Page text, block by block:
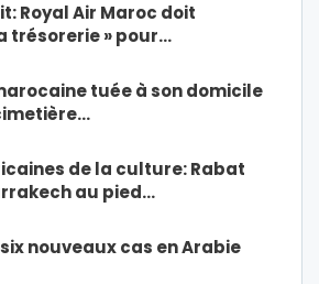
Royal Air Maroc doit
trésorerie » pour…
tuée à son domicile
de la culture: Rabat
au pied…
nouveaux cas en Arabie